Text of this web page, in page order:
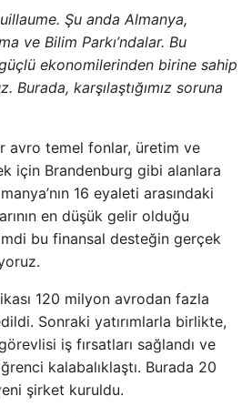
Şu anda Almanya,
ve Bilim Parkı’ndalar. Bu
ekonomilerinden birine sahip
Burada, karşılaştığımız soruna
avro temel fonlar, üretim ve
için Brandenburg gibi alanlara
16 eyaleti arasındaki
en düşük gelir olduğu
bu finansal desteğin gerçek
120 milyon avrodan fazla
Sonraki yatırımlarla birlikte,
iş fırsatları sağlandı ve
kalabalıklaştı. Burada 20
şirket kuruldu.